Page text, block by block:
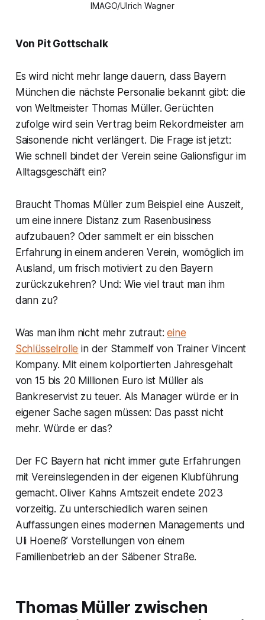
IMAGO/Ulrich Wagner
Von Pit Gottschalk
Es wird nicht mehr lange dauern, dass Bayern
München die nächste Personalie bekannt gibt: die
von Weltmeister Thomas Müller. Gerüchten
zufolge wird sein Vertrag beim Rekordmeister am
Saisonende nicht verlängert. Die Frage ist jetzt:
Wie schnell bindet der Verein seine Galionsfigur im
Alltagsgeschäft ein?
Braucht Thomas Müller zum Beispiel eine Auszeit,
um eine innere Distanz zum Rasenbusiness
aufzubauen? Oder sammelt er ein bisschen
Erfahrung in einem anderen Verein, womöglich im
Ausland, um frisch motiviert zu den Bayern
zurückzukehren? Und: Wie viel traut man ihm
dann zu?
Was man ihm nicht mehr zutraut:eine
Schlüsselrolle in der Stammelf von Trainer Vincent
Kompany. Mit einem kolportierten Jahresgehalt
von 15 bis 20 Millionen Euro ist Müller als
Bankreservist zu teuer. Als Manager würde er in
eigener Sache sagen müssen: Das passt nicht
mehr. Würde er das?
Der FC Bayern hat nicht immer gute Erfahrungen
mit Vereinslegenden in der eigenen Klubführung
gemacht. Oliver Kahns Amtszeit endete 2023
vorzeitig. Zu unterschiedlich waren seinen
Auffassungen eines modernen Managements und
Uli Hoeneß’ Vorstellungen von einem
Familienbetrieb an der Säbener Straße.
Thomas Müller zwischen